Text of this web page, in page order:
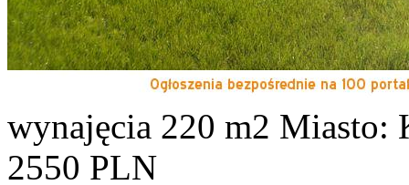
wynajęcia 220 m2 Miasto:
2550 PLN